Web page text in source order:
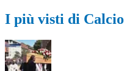
I più visti di Calcio